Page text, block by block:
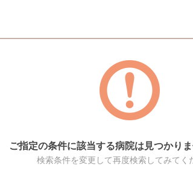
ご指定の条件に該当する病院は見つかりま
検索条件を変更して再度検索してみてく